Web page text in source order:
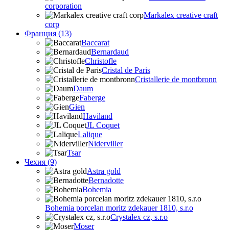
corporation
Markalex creative craft
corp
Франция (13)
Baccarat
Bernardaud
Christofle
Cristal de Paris
Cristallerie de montbronn
Daum
Faberge
Gien
Haviland
JL Coquet
Lalique
Niderviller
Tsar
Чехия (9)
Astra gold
Bernadotte
Bohemia
Bohemia porcelan moritz zdekauer 1810, s.r.o
Crystalex cz, s.r.o
Moser